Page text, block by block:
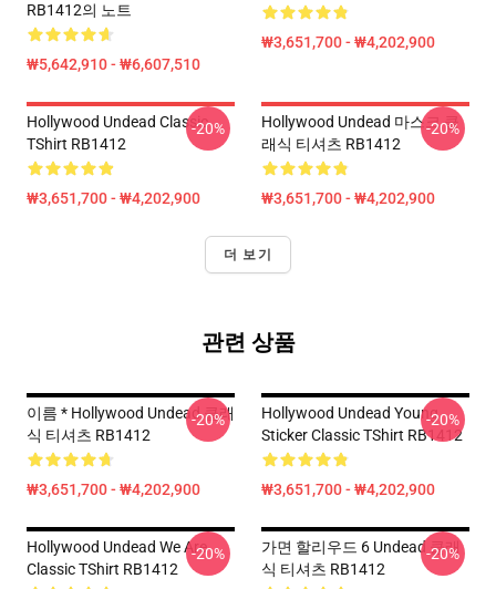
RB1412의 노트
₩5,642,910 - ₩6,607,510
₩3,651,700 - ₩4,202,900
Hollywood Undead Classic
TShirt RB1412
₩3,651,700 - ₩4,202,900
-20%
Hollywood Undead 마스크 클
래식 티셔츠 RB1412
₩3,651,700 - ₩4,202,900
-20%
더 보기
관련 상품
이름 * Hollywood Undead 클래
식 티셔츠 RB1412
₩3,651,700 - ₩4,202,900
-20%
Hollywood Undead Young
Sticker Classic TShirt RB1412
₩3,651,700 - ₩4,202,900
-20%
Hollywood Undead We Are
Classic TShirt RB1412
-20%
가면 할리우드 6 Undead 클래
식 티셔츠 RB1412
-20%